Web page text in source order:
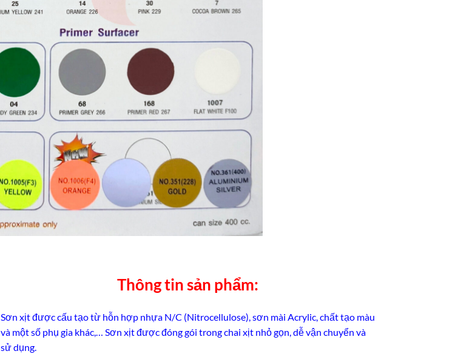
Thông tin sản phẩm:
Sơn xịt được cấu tạo từ hỗn hợp nhựa N/C (Nitrocellulose), sơn mài Acrylic, chất tạo màu
và một số phụ gia khác,… Sơn xịt được đóng gói trong chai xịt nhỏ gọn, dễ vận chuyển và
sử dụng.